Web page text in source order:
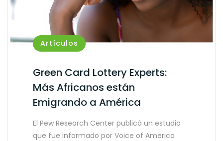
Artículos
Green Card Lottery Experts:
Más Africanos están
Emigrando a América
El Pew Research Center publicó un estudio
que fue informado por Voice of America